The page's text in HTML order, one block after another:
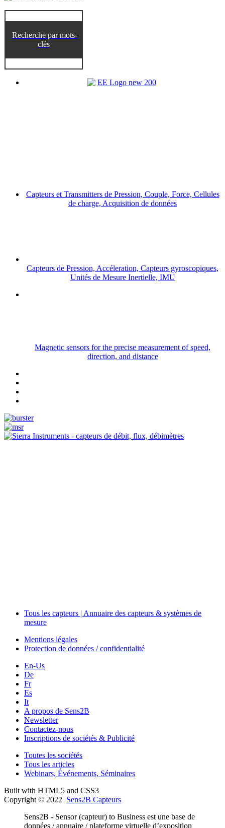
Recherche par mots-
clés
Capteurs et Transmitters de Pression, Couple, Force, Cellules
de charge, Acquisition de données
Capteurs de Pression, Accéleration, Capteurs gyroscopiques,
Unités de Mesure Inertielle, IMU
Magnetic sensors for the precise measurement of speed,
direction, and distance
Tous les capteurs | Annuaire des capteurs & systèmes de
mesure
Mentions légales
Protection de données / confidentialité
En-Us
De
Fr
Es
It
A propos de Sens2B
Newsletter
Contactez-nous
Inscriptions de sociétés & Publicité
Toutes les sociétés
Tous les articles
Webinars, Événements, Séminaires
Built with HTML5 and CSS3
Copyright © 2022 Sens2B Capteurs
Sens2B - Sensor (capteur) to Business est une base de
données / annuaire / plateforme virtuelle d’exposition